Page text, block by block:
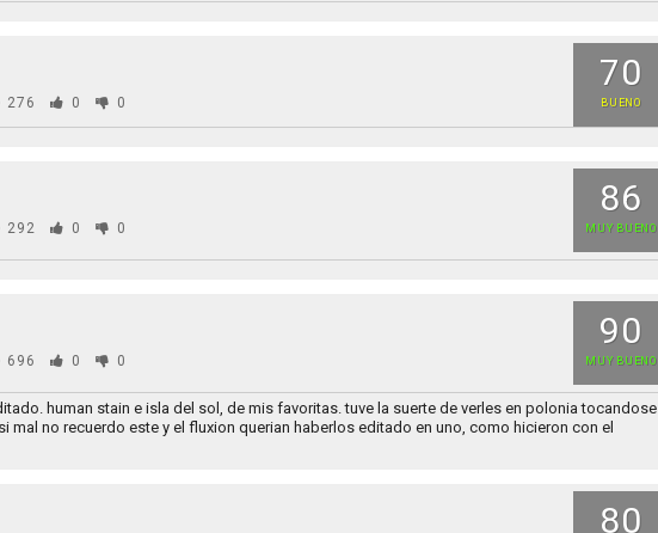
70
BUENO
276 0 0
86
MUY BUENO
292 0 0
90
MUY BUENO
696 0 0
human stain e isla del sol, de mis favoritas. tuve la suerte de verles en polonia tocandose
mal no recuerdo este y el fluxion querian haberlos editado en uno, como hicieron con el
80